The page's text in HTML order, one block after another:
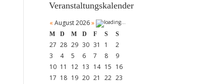
Veranstaltungskalender
« August 2026 »
M D M D F S S
27 28 29 30 31 1
2
3
4 5 6 7 8
9
10 11 12 13 14 15 16
17 18 19 20 21 22 23